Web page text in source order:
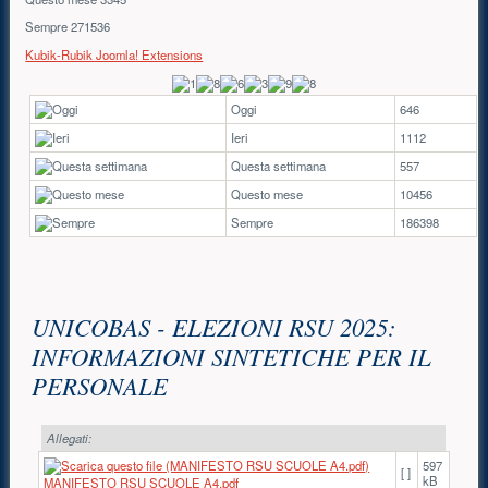
Sempre271536
Kubik-Rubik Joomla! Extensions
Oggi
646
Ieri
1112
Questa settimana
557
Questo mese
10456
Sempre
186398
UNICOBAS - ELEZIONI RSU 2025:
INFORMAZIONI SINTETICHE PER IL
PERSONALE
Allegati:
MANIFESTO RSU SCUOLE A4.pdf
[ ]
597
kB